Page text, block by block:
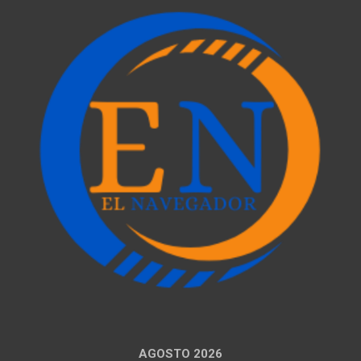
AGOSTO 2026